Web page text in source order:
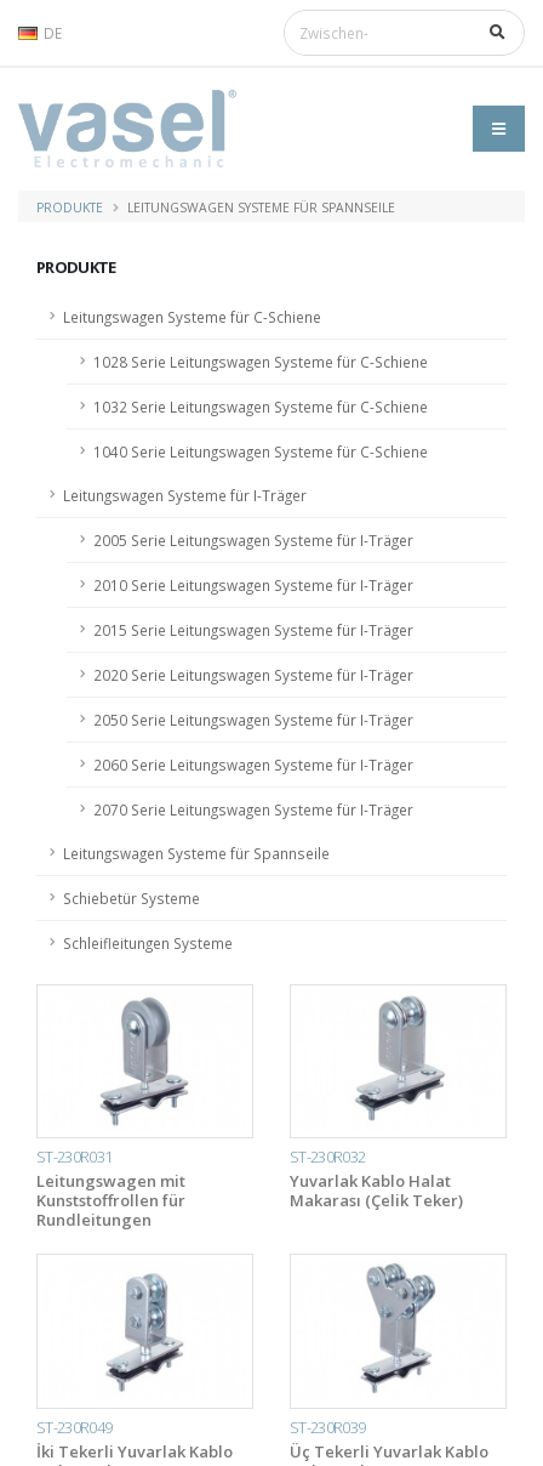
DE
PRODUKTE LEITUNGSWAGEN SYSTEME FÜR SPANNSEILE
PRODUKTE
Leitungswagen Systeme für C-Schiene
1028 Serie Leitungswagen Systeme für C-Schiene
1032 Serie Leitungswagen Systeme für C-Schiene
1040 Serie Leitungswagen Systeme für C-Schiene
Leitungswagen Systeme für I-Träger
2005 Serie Leitungswagen Systeme für I-Träger
2010 Serie Leitungswagen Systeme für I-Träger
2015 Serie Leitungswagen Systeme für I-Träger
2020 Serie Leitungswagen Systeme für I-Träger
2050 Serie Leitungswagen Systeme für I-Träger
2060 Serie Leitungswagen Systeme für I-Träger
2070 Serie Leitungswagen Systeme für I-Träger
Leitungswagen Systeme für Spannseile
Schiebetür Systeme
Schleifleitungen Systeme
ST-230R031
Leitungswagen mit
Kunststoffrollen für
Rundleitungen
ST-230R032
Yuvarlak Kablo Halat
Makarası (Çelik Teker)
ST-230R049
İki Tekerli Yuvarlak Kablo
ST-230R039
Üç Tekerli Yuvarlak Kablo